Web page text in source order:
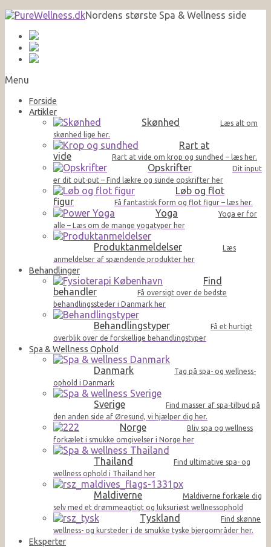
Nordens største Spa & Wellness side
Menu
Forside
Artikler
Skønhed
Læs alt om
skønhed lige her.
Rart at
vide
Rart at vide om krop og sundhed – læs her.
Opskrifter
Dit input
er dit out-put – Find lækre og sunde opskrifter her
Løb og flot
figur
Få fantastisk form og flot figur – læs her.
Yoga
Yoga er for
alle – Læs om de mange yogatyper her
Produktanmeldelser
Læs
anmeldelser af spændende produkter her
Behandlinger
Find
behandler
Få oversigt over de bedste
behandlingssteder i Danmark her
Behandlingstyper
Få et hurtigt
overblik over de forskellige behandlingstyper
Spa & Wellness Ophold
Danmark
Tag på spa- og wellness-
ophold i Danmark
Sverige
Find masser af spa-tilbud på
den anden side af Øresund, vi hjælper dig her.
Norge
Bliv spa og wellness
forkælet i smukke omgivelser i Norge her
Thailand
Find ultimative spa- og
wellness ophold i Thailand her
Maldiverne
Maldiverne forkæle dig
selv med et drømmeagtigt og luksuriøst wellnessophold
Tyskland
Find skønne
wellness- og kursteder i de smukke tyske bjergområder her.
Eksperter